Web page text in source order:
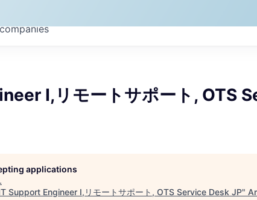
companies
I,リモートサポート, OTS
applications
.
Support Engineer I,リモートサポート, OTS Service Desk JP"